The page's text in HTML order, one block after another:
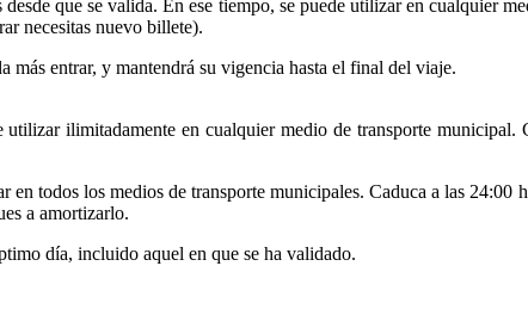
que se valida. En ese tiempo, se puede utilizar en cualquier
necesitas nuevo billete).
más entrar, y mantendrá su vigencia hasta el final del viaje.
ilimitadamente en cualquier medio de transporte municipal.
todos los medios de transporte municipales. Caduca a las 24:00
a amortizarlo.
día, incluido aquel en que se ha validado.